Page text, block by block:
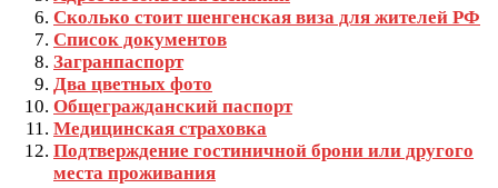
Сколько стоит шенгенская виза для жителей РФ
Список документов
Загранпаспорт
Два цветных фото
Общегражданский паспорт
Медицинская страховка
Подтверждение гостиничной брони или другого
места проживания